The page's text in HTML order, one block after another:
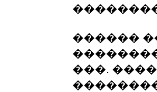
������
���.